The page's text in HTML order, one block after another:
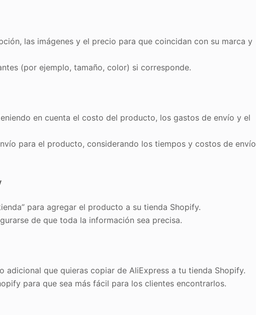
las imágenes y el precio para que coincidan con su marca y
(por ejemplo, tamaño, color) si corresponde.
en cuenta el costo del producto, los gastos de envío y el
para el producto, considerando los tiempos y costos de envío
para agregar el producto a su tienda Shopify.
de que toda la información sea precisa.
adicional que quieras copiar de AliExpress a tu tienda Shopify.
para que sea más fácil para los clientes encontrarlos.